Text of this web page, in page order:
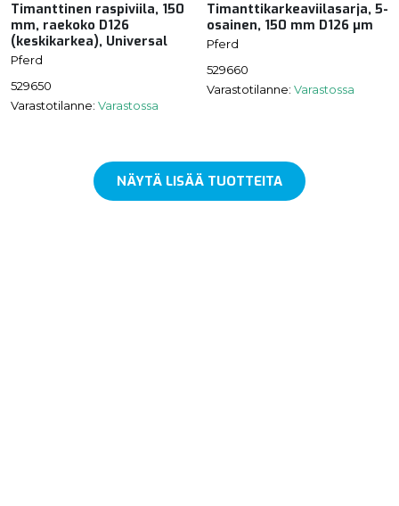
Timanttinen raspiviila, 150
mm, raekoko D126
(keskikarkea), Universal
Pferd
529650
Varastotilanne: Varastossa
Timanttikarkeaviilasarja, 5-
osainen, 150 mm D126 µm
Pferd
529660
Varastotilanne: Varastossa
NÄYTÄ LISÄÄ TUOTTEITA